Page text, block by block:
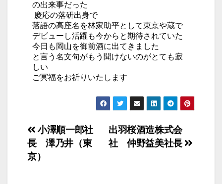
の出来事だった
慶応の落研出身で
落語の高座名を林家助平として東京や蔵で
デビューし活躍も今からと期待されていた
今日も岡山を御前酒に出てきました
と言う名文句がもう聞けないのがとても寂
しい
ご冥福をお祈りいたします
投
稿
出羽桜酒造株式会
社 仲野益美社長
小澤順一郎社
長 澤乃井（東
京）